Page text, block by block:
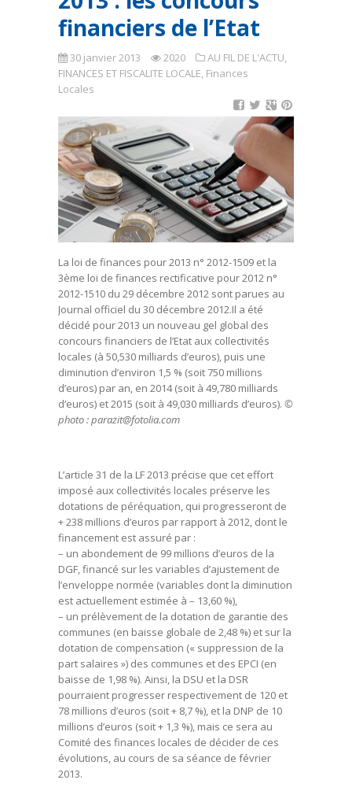
financiers de l’Etat
30 janvier 2013 2020 AU FIL DE L'ACTU,
FINANCES ET FISCALITE LOCALE, Finances
Locales
La loi de finances pour 2013 n° 2012-1509 et la
3ème loi de finances rectificative pour 2012 n°
2012-1510 du 29 décembre 2012 sont parues au
Journal officiel du 30 décembre 2012.Il a été
décidé pour 2013 un nouveau gel global des
concours financiers de l’Etat aux collectivités
locales (à 50,530 milliards d’euros), puis une
diminution d’environ 1,5 % (soit 750 millions
d’euros) par an, en 2014 (soit à 49,780 milliards
d’euros) et 2015 (soit à 49,030 milliards d’euros). ©
photo : parazit@fotolia.com
L’article 31 de la LF 2013 précise que cet effort
imposé aux collectivités locales préserve les
dotations de péréquation, qui progresseront de
+ 238 millions d’euros par rapport à 2012, dont le
financement est assuré par :
– un abondement de 99 millions d’euros de la
DGF, financé sur les variables d’ajustement de
l’enveloppe normée (variables dont la diminution
est actuellement estimée à – 13,60 %),
– un prélèvement de la dotation de garantie des
communes (en baisse globale de 2,48 %) et sur la
dotation de compensation (« suppression de la
part salaires ») des communes et des EPCI (en
baisse de 1,98 %). Ainsi, la DSU et la DSR
pourraient progresser respectivement de 120 et
78 millions d’euros (soit + 8,7 %), et la DNP de 10
millions d’euros (soit + 1,3 %), mais ce sera au
Comité des finances locales de décider de ces
évolutions, au cours de sa séance de février
2013.